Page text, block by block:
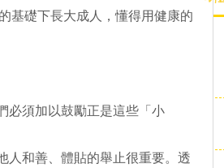
基礎下長大成人，懂得用健康的
必須加以鼓勵正是這些「小
人和善、體貼的舉止很重要。透